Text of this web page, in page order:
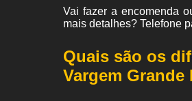
Vai fazer a encomenda
mais detalhes? Telefone
Quais são os
Vargem Grande